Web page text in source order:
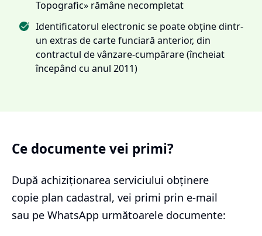
Topografic» rămâne necompletat
Identificatorul electronic se poate obține dintr-
un extras de carte funciară anterior, din
contractul de vânzare-cumpărare (încheiat
începând cu anul 2011)
Ce documente vei primi?
După achiziționarea serviciului obținere
copie plan cadastral, vei primi prin e-mail
sau pe WhatsApp următoarele documente: